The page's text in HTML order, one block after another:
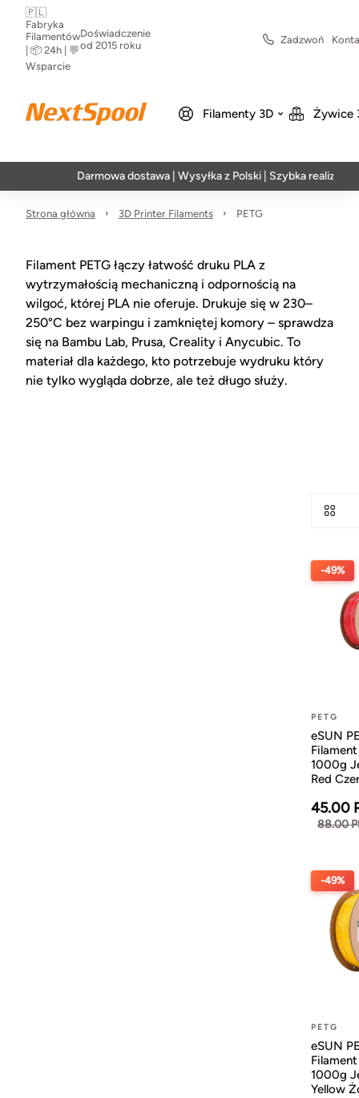
🇵🇱
Fabryka
Filamentów
| 📦 24h | 💬
Wsparcie
Doświadczenie
od 2015 roku
Zadzwoń
Filamenty 3D Żywice
Darmowa dostawa | Wysyłka z Polski | Szybka realizacja w 24h
Strona główna 3D Printer Filaments PETG
Filament PETG łączy łatwość druku PLA z
wytrzymałością mechaniczną i odpornością na
wilgoć, której PLA nie oferuje. Drukuje się w 230–
250°C bez warpingu i zamkniętej komory – sprawdza
się na Bambu Lab, Prusa, Creality i Anycubic. To
materiał dla każdego, kto potrzebuje wydruku który
nie tylko wygląda dobrze, ale też długo służy.
-49%
PETG
eSUN
1000g
Red
45.00
88.00
-49%
PETG
eSUN
1000g
Yellow